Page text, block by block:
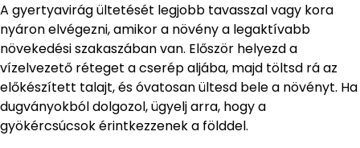
A gyertyavirág ültetését legjobb tavasszal vagy kora
nyáron elvégezni, amikor a növény a legaktívabb
növekedési szakaszában van. Először helyezd a
vízelvezető réteget a cserép aljába, majd töltsd rá az
előkészített talajt, és óvatosan ültesd bele a növényt. Ha
dugványokból dolgozol, ügyelj arra, hogy a
gyökércsúcsok érintkezzenek a földdel.